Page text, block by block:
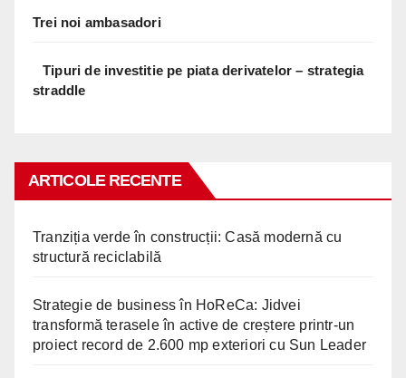
Trei noi ambasadori
Tipuri de investitie pe piata derivatelor – strategia
straddle
ARTICOLE RECENTE
Tranziția verde în construcții: Casă modernă cu
structură reciclabilă
Strategie de business în HoReCa: Jidvei
transformă terasele în active de creștere printr-un
proiect record de 2.600 mp exteriori cu Sun Leader